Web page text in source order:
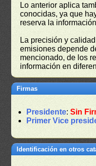
Lo anterior aplica
conocidas, ya que
reserva la
La precisión y
emisiones depende
mencionado, de los
información en
Firmas
Presidente:Sin
Primer Vice
Identificación en otros